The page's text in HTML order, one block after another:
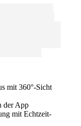
mit 360°-Sicht
der App
mit Echtzeit-